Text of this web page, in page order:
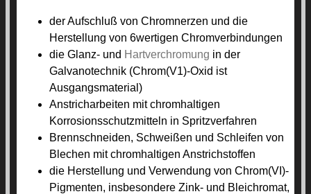
der Aufschluß von Chromnerzen und die
Herstellung von 6wertigen Chromverbindungen
die Glanz- und Hartverchromung in der
Galvanotechnik (Chrom(V1)-Oxid ist
Ausgangsmaterial)
Anstricharbeiten mit chromhaltigen
Korrosionsschutzmitteln in Spritzverfahren
Brennschneiden, Schweißen und Schleifen von
Blechen mit chromhaltigen Anstrichstoffen
die Herstellung und Verwendung von Chrom(VI)-
Pigmenten, insbesondere Zink- und Bleichromat,